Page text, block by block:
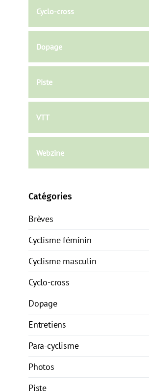
Cyclo-cross
Dopage
Piste
VTT
Webzine
Catégories
Brèves
Cyclisme féminin
Cyclisme masculin
Cyclo-cross
Dopage
Entretiens
Para-cyclisme
Photos
Piste